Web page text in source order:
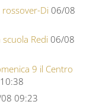
rossover-Di 06/08
Redi 06/08
9 il Centro
09:23